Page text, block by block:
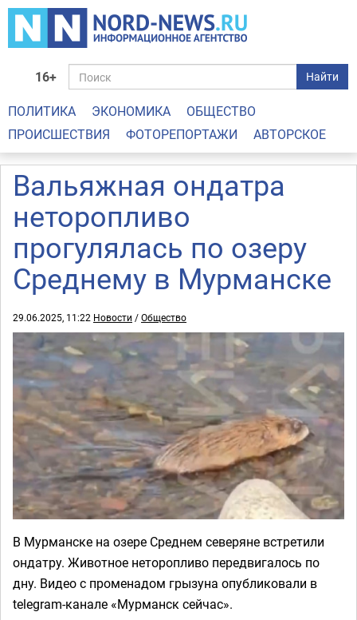
16+ Найти
ПОЛИТИКА ЭКОНОМИКА
ОБЩЕСТВО
ПРОИСШЕСТВИЯ
ФОТОРЕПОРТАЖИ АВТОРСКОЕ
Вальяжная ондатра
неторопливо
прогулялась по озеру
Среднему в Мурманске
29.06.2025, 11:22 Новости /Общество
В Мурманске на озере Среднем северяне встретили
ондатру. Животное неторопливо передвигалось по
дну. Видео с променадом грызуна опубликовали в
telegram-канале «Мурманск сейчас».